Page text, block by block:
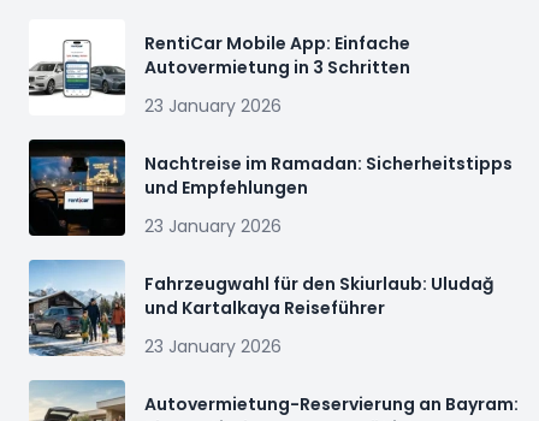
RentiCar Mobile App: Einfache
Autovermietung in 3 Schritten
23 January 2026
Nachtreise im Ramadan: Sicherheitstipps
und Empfehlungen
23 January 2026
Fahrzeugwahl für den Skiurlaub: Uludağ
und Kartalkaya Reiseführer
23 January 2026
Autovermietung-Reservierung an Bayram: